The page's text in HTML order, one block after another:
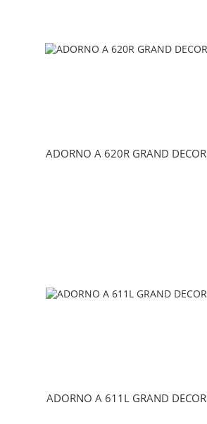
ADORNO A 620R GRAND DECOR
ADORNO A 611L GRAND DECOR